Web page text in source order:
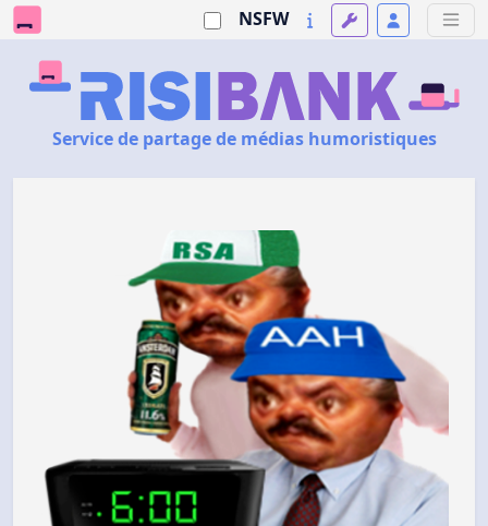
NSFW
Service de partage de médias humoristiques